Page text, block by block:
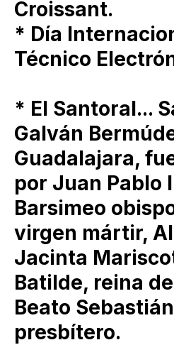
Croissant.
* Día
Técnico
* El Santoral...
Galván
Guadalajara,
por Juan Pablo
Barsimeo
virgen mártir,
Jacinta
Batilde, reina
Beato
presbítero.